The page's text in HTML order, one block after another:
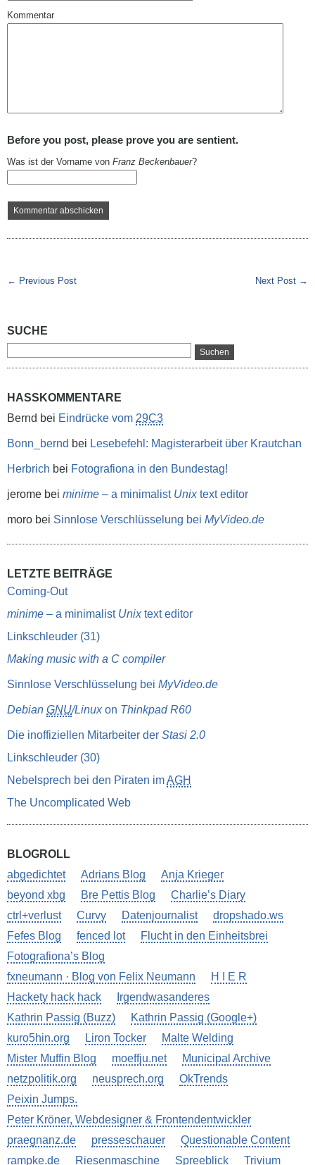
Kommentar
Before you post, please prove you are sentient.
Was ist der Vorname von Franz Beckenbauer?
← Previous Post Next Post →
SUCHE
HASSKOMMENTARE
Bernd bei Eindrücke vom 29C3
Bonn_bernd bei Lesebefehl: Magisterarbeit über Krautchan
Herbrich bei Fotografiona in den Bundestag!
jerome bei minime – a minimalist Unixtext editor
moro bei Sinnlose Verschlüsselung bei MyVideo.de
LETZTE BEITRÄGE
Coming-Out
minime – a minimalist Unixtext editor
Linkschleuder (31)
Making music with a C compiler
Sinnlose Verschlüsselung bei MyVideo.de
Debian GNU/Linuxon Thinkpad R60
Die inoffiziellen Mitarbeiter der Stasi 2.0
Linkschleuder (30)
Nebelsprech bei den Piraten imAGH
The Uncomplicated Web
BLOGROLL
abgedichtet
Adrians Blog
Anja Krieger
beyond xbg
Bre Pettis Blog
Charlie’s Diary
ctrl+verlust
Curvy Datenjournalist
dropshado.ws
Fefes Blog
fenced lot
Flucht in den Einheitsbrei
Fotografiona’s Blog
fxneumann · Blog von Felix Neumann
H I E R
Hackety hack hack
Irgendwasanderes
Kathrin Passig (Buzz)
Kathrin Passig (Google+)
kuro5hin.org
Liron Tocker
Malte Welding
Mister Muffin Blog
moeffju.net
Municipal Archive
netzpolitik.org
neusprech.org
OkTrends
Peixin Jumps.
Peter Kröner, Webdesigner & Frontendentwickler
praegnanz.de
presseschauer
Questionable Content
rampke.de
Riesenmaschine Spreeblick Trivium